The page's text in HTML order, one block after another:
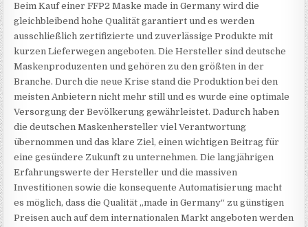
Beim Kauf einer FFP2 Maske made in Germany wird die
gleichbleibend hohe Qualität garantiert und es werden
ausschließlich zertifizierte und zuverlässige Produkte mit
kurzen Lieferwegen angeboten. Die Hersteller sind deutsche
Maskenproduzenten und gehören zu den größten in der
Branche. Durch die neue Krise stand die Produktion bei den
meisten Anbietern nicht mehr still und es wurde eine optimale
Versorgung der Bevölkerung gewährleistet. Dadurch haben
die deutschen Maskenhersteller viel Verantwortung
übernommen und das klare Ziel, einen wichtigen Beitrag für
eine gesündere Zukunft zu unternehmen. Die langjährigen
Erfahrungswerte der Hersteller und die massiven
Investitionen sowie die konsequente Automatisierung macht
es möglich, dass die Qualität „made in Germany“ zu günstigen
Preisen auch auf dem internationalen Markt angeboten werden